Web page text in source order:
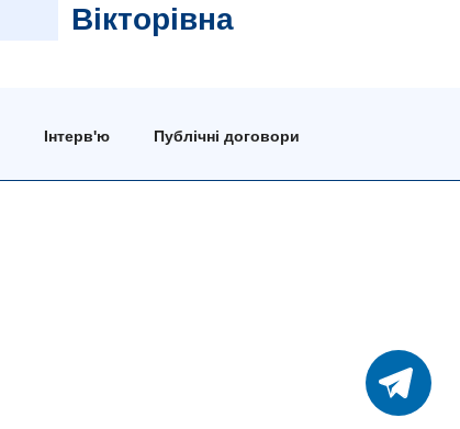
Вікторівна
Інтерв'ю Публічні договори